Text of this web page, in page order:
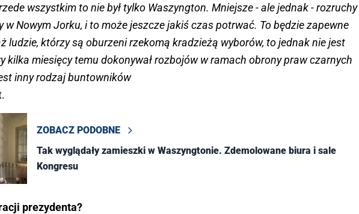
wszystkim to nie był tylko Waszyngton. Mniejsze - ale jednak - rozruchy
w Nowym Jorku, i to może jeszcze jakiś czas potrwać. To będzie zapewne
ludzie, którzy są oburzeni rzekomą kradzieżą wyborów, to jednak nie jest
kilka miesięcy temu dokonywał rozbojów w ramach obrony praw czarnych
inny rodzaj buntowników
ZOBACZ PODOBNE
Tak wyglądały zamieszki w Waszyngtonie. Zdemolowane biura i sale
Kongresu
prezydenta?